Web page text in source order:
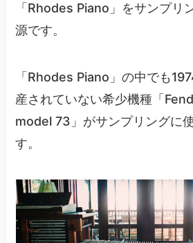
「Rhodes Piano」をサンプリ
源です。
「Rhodes Piano」の中でも
産されていない希少機種「
model 73」がサンプリングに
す。